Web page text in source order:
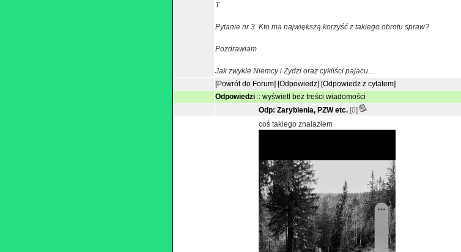
T
Pytanie nr 3. Kto ma największą korzyść z takiego obrotu spraw?
Pozdrawiam
Jak zwykle Niemcy i Żydzi oraz cykliści pajacu...
[Powrót do Forum] [Odpowiedz] [Odpowiedz z cytatem]
Odpowiedzi :: wyświetl bez treści wiadomości
Odp: Zarybienia, PZW etc. [0]
coś takiego znalazłem